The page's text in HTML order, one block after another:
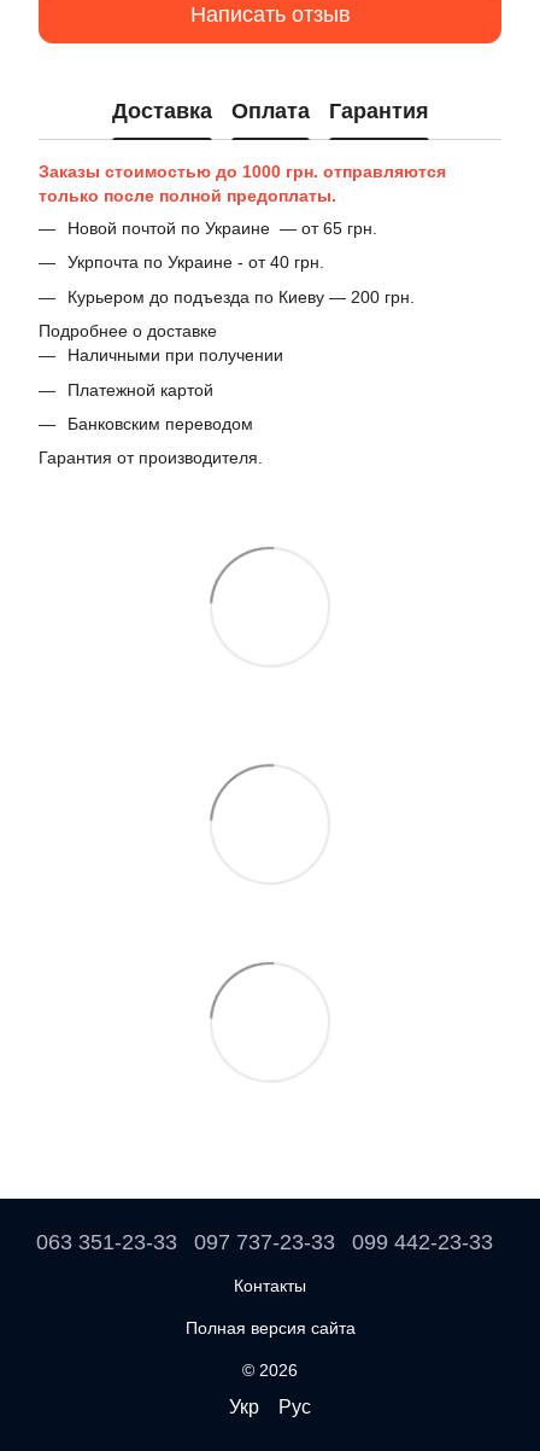
Написать отзыв
Доставка Оплата Гарантия
Заказы стоимостью до 1000 грн. отправляются
только после полной предоплаты.
Новой почтой по Украине — от 65 грн.
Укрпочта по Украине - от 40 грн.
Курьером до подъезда по Киеву — 200 грн.
Подробнее о доставке
Наличными при получении
Платежной картой
Банковским переводом
Гарантия от производителя.
063 351-23-33 097 737-23-33 099 442-23-33
Контакты
Полная версия сайта
© 2026
Укр Рус